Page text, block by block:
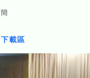
簡
下載區